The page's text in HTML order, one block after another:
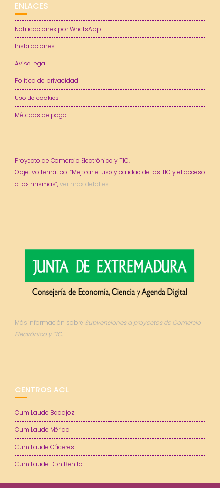
ENLACES
Notificaciones por WhatsApp
Instalaciones
Aviso legal
Política de privacidad
Uso de cookies
Métodos de pago
Proyecto de Comercio Electrónico y TIC.
Objetivo temático: “Mejorar el uso y calidad de las TIC y el acceso
a las mismas”,ver más detalles.
Más información sobre Subvenciones a proyectos de Comercio
Electrónico y TIC.
CENTROS ACL
Cum Laude Badajoz
Cum Laude Mérida
Cum Laude Cáceres
Cum Laude Don Benito